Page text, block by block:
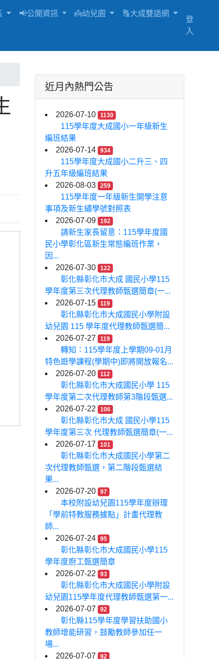
📢公開資訊 👼幼兒園 🔠大成雙語網
登
入
近月內熱門公告
2026-07-10 1130
115學年度大成國小一年級新生
編班結果
2026-07-14
934
115學年度大成國小二升三、四
升五年級編班結果
2026-08-03
259
115學年度一年級新生開學注意
事項及新生繡學號對照表
2026-07-09
192
請新生家長留意：115學年度國
民小學彰化區新生常態編班作業，
因...
2026-07-30
122
彰化縣彰化市大成 國民小學115
學年度第三次代理教師甄選簡章(一...
2026-07-15
119
彰化縣彰化市大成國民小學附設
幼兒園 115 學年度代理教師甄選簡...
2026-07-27
119
轉知：115學年度上學期09-01月
特色遊學課程(學期中)即將開放報名...
2026-07-20
112
彰化縣彰化市大成國民小學 115
學年度第二次代理教師第3階段甄選...
2026-07-22
106
彰化縣彰化市大成 國民小學115
學年度第三次 代理教師甄選簡章(一...
2026-07-17
101
彰化縣彰化市大成國民小學第二
次代理教師甄選，第二階段甄選結
果...
2026-07-20
97
本校附設幼兒園115學年度辦理
「學前特教服務據點」計畫代理教
師...
2026-07-24
95
彰化縣彰化市大成國民小學115
學年度廚工甄選簡章
2026-07-22
93
彰化縣彰化市大成國民小學附設
幼兒園115學年度代理教師甄選第一...
2026-07-07
92
彰化縣115學年度學習扶助國小
教師增能研習，鼓勵教師參加任一
場...
2026-07-07
92